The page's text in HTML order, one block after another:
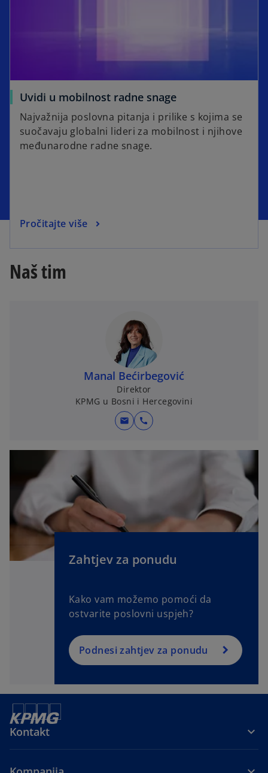
Uvidi u mobilnost radne snage
Najvažnija poslovna pitanja i prilike s kojima se
suočavaju globalni lideri za mobilnost i njihove
međunarodne radne snage.
Pročitajte više
Naš tim
Manal Bećirbegović
Direktor
KPMG u Bosni i Hercegovini
mail call
Zahtjev za ponudu
Kako vam možemo pomoći da
ostvarite poslovni uspjeh?
Podnesi zahtjev za ponudu
Kontakt